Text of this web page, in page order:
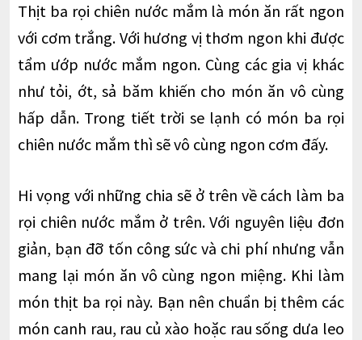
Thịt ba rọi chiên nước mắm là món ăn rất ngon
với cơm trắng. Với hương vị thơm ngon khi được
tẩm ướp nước mắm ngon. Cùng các gia vị khác
như tỏi, ớt, sả băm khiến cho món ăn vô cùng
hấp dẫn. Trong tiết trời se lạnh có món ba rọi
chiên nước mắm thì sẽ vô cùng ngon cơm đấy.
Hi vọng với những chia sẽ ở trên về cách làm ba
rọi chiên nước mắm ở trên. Với nguyên liệu đơn
giản, bạn đỡ tốn công sức và chi phí nhưng vẫn
mang lại món ăn vô cùng ngon miệng. Khi làm
món thịt ba rọi này. Bạn nên chuẩn bị thêm các
món canh rau, rau củ xào hoặc rau sống dưa leo